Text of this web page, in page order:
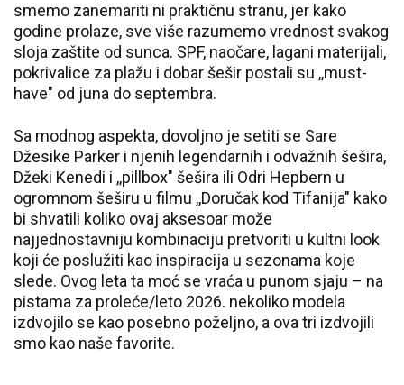
smemo zanemariti ni praktičnu stranu, jer kako
godine prolaze, sve više razumemo vrednost svakog
sloja zaštite od sunca. SPF, naočare, lagani materijali,
pokrivalice za plažu i dobar šešir postali su ,,must-
have" od juna do septembra.
Sa modnog aspekta, dovoljno je setiti se Sare
Džesike Parker i njenih legendarnih i odvažnih šešira,
Džeki Kenedi i ,,pillbox" šešira ili Odri Hepbern u
ogromnom šeširu u filmu ,,Doručak kod Tifanija" kako
bi shvatili koliko ovaj aksesoar može
najjednostavniju kombinaciju pretvoriti u kultni look
koji će poslužiti kao inspiracija u sezonama koje
slede. Ovog leta ta moć se vraća u punom sjaju – na
pistama za proleće/leto 2026. nekoliko modela
izdvojilo se kao posebno poželjno, a ova tri izdvojili
smo kao naše favorite.